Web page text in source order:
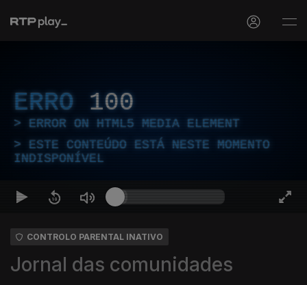
ERRO 100
ERROR ON HTML5 MEDIA ELEMENT
ESTE CONTEÚDO ESTÁ NESTE MOMENTO
INDISPONÍVEL
CONTROLO PARENTAL INATIVO
Jornal das comunidades